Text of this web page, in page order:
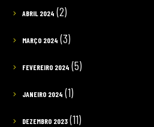
ABRIL 2024 (2)
MARÇO 2024 (3)
FEVEREIRO 2024 (5)
JANEIRO 2024 (1)
DEZEMBRO 2023(11)